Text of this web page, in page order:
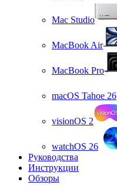
Mac Studio
MacBook Air
MacBook Pro
macOS Tahoe 26
visionOS 2
watchOS 26
Руководства
Инструкции
Обзоры